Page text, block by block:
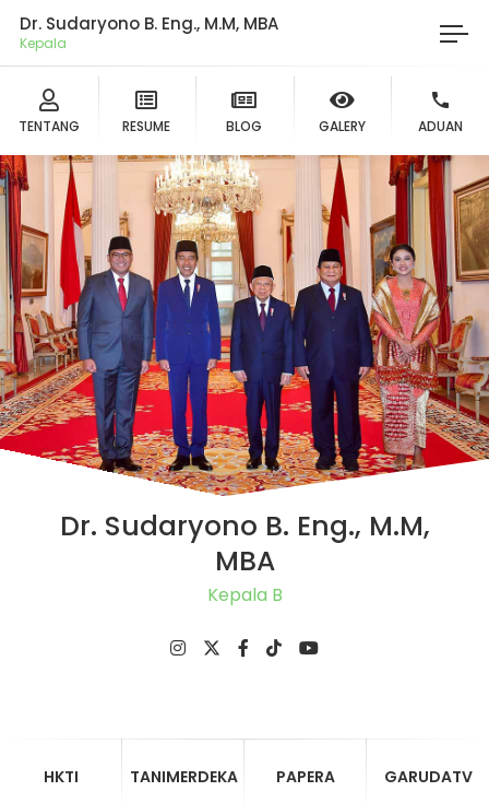
Dr. Sudaryono B. Eng., M.M, MBA
Ketu
TENTANG RESUME BLOG GALERY ADUAN
Dr. Sudaryono B. Eng., M.M,
MBA
Ketu
HKTI TANIMERDEKA PAPERA GARUDATV